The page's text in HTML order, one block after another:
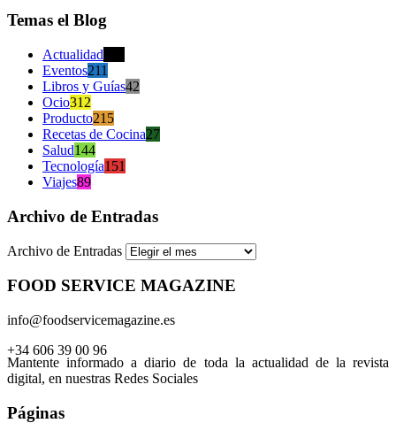
Temas el Blog
Actualidad
Eventos211
Libros y Guías42
Ocio312
Producto215
Recetas de Cocina27
Salud144
Tecnología151
Viajes89
Archivo de Entradas
Archivo de Entradas
FOOD SERVICE MAGAZINE
info@foodservicemagazine.es
+34 606 39 00 96
Mantente informado a diario de toda la actualidad de la revista
digital, en nuestras Redes Sociales
Páginas